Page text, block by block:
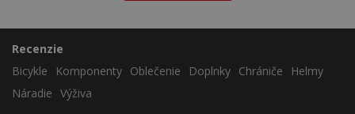
Recenzie
Bicykle
Komponenty Oblečenie Doplnky Chrániče
Helmy
Náradie Výživa